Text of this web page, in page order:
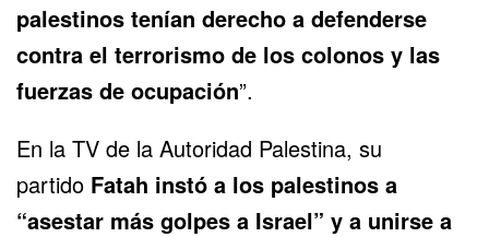
palestinos tenían derecho a defenderse
contra el terrorismo de los colonos y las
fuerzas de ocupación”.
En la TV de la Autoridad Palestina, su
partido Fatah instó a los palestinos a
“asestar más golpes a Israel” y a unirse a